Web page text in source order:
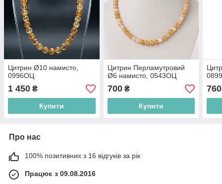
Цитрин Ø10 намисто,
0996ОЦ
1 450 ₴
Купити
Цитрин Перламутровий
Ø6 намисто, 0543ОЦ
700₴
Купити
760
Про нас
100% позитивних з 16 відгуків за рік
Працює з 09.08.2016